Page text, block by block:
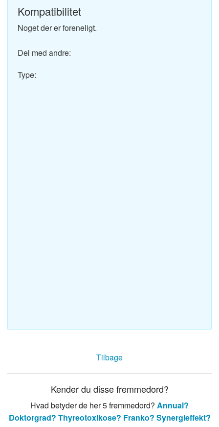
Kompatibilitet
Noget der er foreneligt.
Del med andre:
Type:
Tilbage
Kender du disse fremmedord?
Hvad betyder de her 5 fremmedord? Annual?
Doktorgrad? Thyreotoxikose? Franko? Synergieffekt?